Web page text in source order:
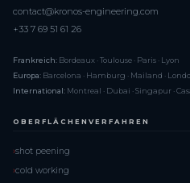
contact@kronos-engineering.com
+33 7 69 51 61 26
Frankreich: Bordeaux · Toulouse · Paris · Lyon
Europa: Barcelona · Hamburg · Mailand ·
International: Montreal · Dubai · Singapur ·
OBERFLÄCHENVERFAHREN
shot peening
cold working